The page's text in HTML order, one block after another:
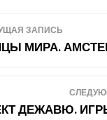
ЗАПИСЬ
МИРА.
ДЕЖАВЮ.